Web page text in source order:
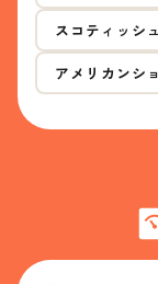
スコティッシ
アメリカンシ